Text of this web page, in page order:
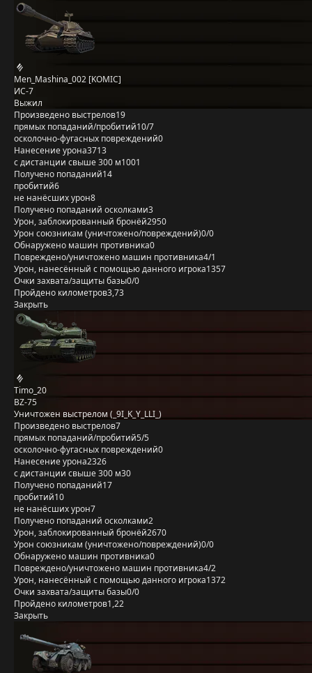
Men_Mashina_002 [KOMIC]
ИС-7
Выжил
Произведено выстрелов19
прямых попаданий/пробитий10/7
осколочно-фугасных повреждений0
Нанесение урона3713
с дистанции свыше 300 м1001
Получено попаданий14
пробитий6
не нанёсших урон8
Получено попаданий осколками3
Урон, заблокированный бронёй2950
Урон союзникам (уничтожено/повреждений)0/0
Обнаружено машин противника0
Повреждено/уничтожено машин противника4/1
Урон, нанесённый с помощью данного игрока1357
Очки захвата/защиты базы0/0
Пройдено километров3,73
Закрыть
Timo_20
BZ-75
Уничтожен выстрелом (_9I_K_Y_LLI_)
Произведено выстрелов7
прямых попаданий/пробитий5/5
осколочно-фугасных повреждений0
Нанесение урона2326
с дистанции свыше 300 м30
Получено попаданий17
пробитий10
не нанёсших урон7
Получено попаданий осколками2
Урон, заблокированный бронёй2670
Урон союзникам (уничтожено/повреждений)0/0
Обнаружено машин противника0
Повреждено/уничтожено машин противника4/2
Урон, нанесённый с помощью данного игрока1372
Очки захвата/защиты базы0/0
Пройдено километров1,22
Закрыть